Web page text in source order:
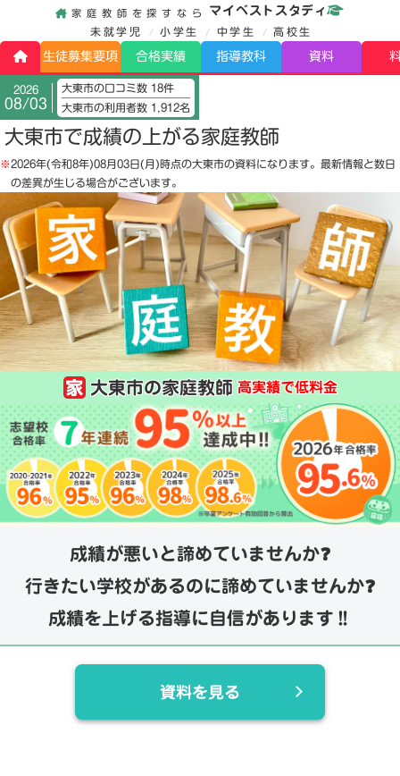
家庭教師を探すなら マイベストスタディ
未就学児 小学生 中学生 高校生
生徒募集要項 合格実績 指導教科 資料
2026
08/03
大東市の口コミ数 18件
大東市の利用者数 1,912名
大東市で成績の上がる家庭教師
※2026年(令和8年)08月03日(月)時点の大東市の資料になります。最新情報と数日
の差異が生じる場合がございます。
大東市の家庭教師 高実績で低料金
成績が悪いと諦めていませんか❓
行きたい学校があるのに諦めていませんか❓
成績を上げる指導に自信があります‼️
資料を見る